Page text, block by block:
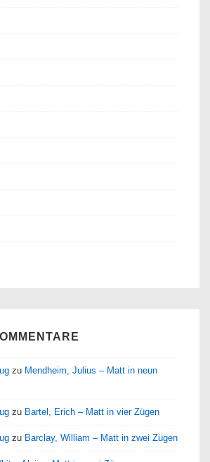
zu Mendheim, Julius – Matt in neun
zu Bartel, Erich – Matt in vier Zügen
zu Barclay, William – Matt in zwei Zügen